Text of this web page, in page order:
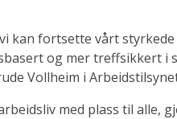
kan fortsette vårt styrkede
og mer treffsikkert i
Vollheim i
med plass til alle,